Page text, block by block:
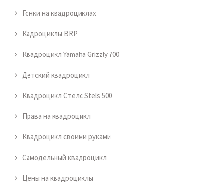
Гонки на квадроциклах
Кадроциклы BRP
Квадроцикл Yamaha Grizzly 700
Детский квадроцикл
Квадроцикл Стелс Stels 500
Права на квадроцикл
Квадроцикл своими руками
Самодельный квадроцикл
Цены на квадроциклы